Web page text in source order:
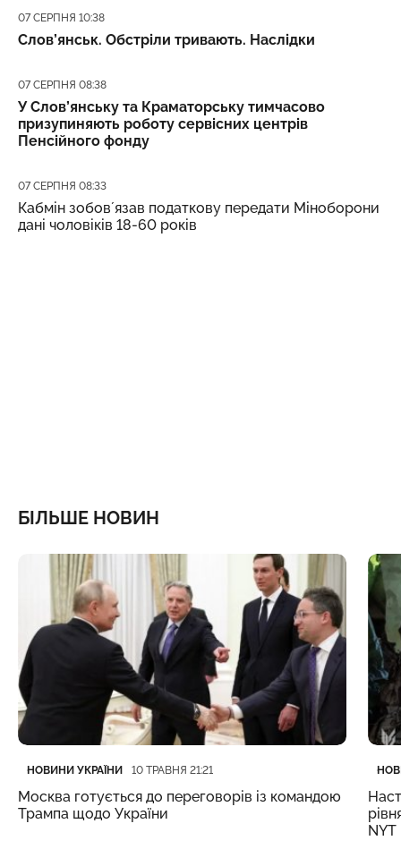
Дата публікації
07 СЕРПНЯ 10:38
Слов’янськ. Обстріли тривають. Наслідки
Дата публікації
07 СЕРПНЯ 08:38
У Слов’янську та Краматорську тимчасово
призупиняють роботу сервісних центрів
Пенсійного фонду
Дата публікації
07 СЕРПНЯ 08:33
Кабмін зобовʼязав податкову передати Міноборони
дані чоловіків 18-60 років
БІЛЬШЕ НОВИН
Категорія
НОВИНИ УКРАЇНИ
Дата публікації 10 ТРАВНЯ 21:21
Москва готується до переговорів із командою
Трампа щодо України
NYT